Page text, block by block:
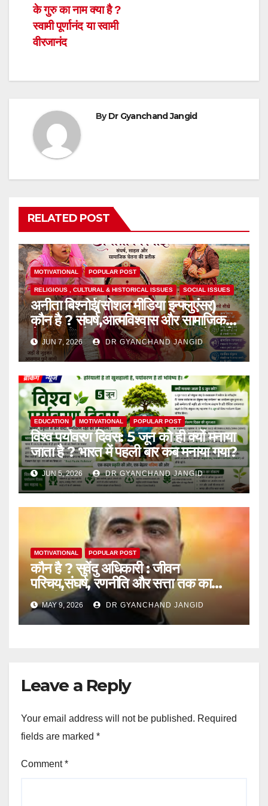
navigation
के गुरु का नाम क्या है ?
स्वामी पूर्णानंद या स्वामी
वीरजानंद
ByDr Gyanchand Jangid
RELATED POST
MOTIVATIONAL POPULAR POST
RELIGIOUS , CULTURAL & HISTORICAL ISSUES SOCIAL ISSUES
अनीता बिश्नोई(सोशल मीडिया इन्फ्लुएंसर)
कौन है ? संघर्ष,आत्मविश्वास और सामाजिक
चेतना की प्रेरक,हाल ही में एक घटना से आई
चर्चा में,
JUN 7, 2026 DR GYANCHAND JANGID
EDUCATION MOTIVATIONAL POPULAR POST
विश्व पर्यावरण दिवस: 5 जून को ही क्यों मनाया
जाता है ? भारत में पहली बार कब मनाया गया?
JUN 5, 2026 DR GYANCHAND JANGID
MOTIVATIONAL POPULAR POST
कौन है ? सुवेंदु अधिकारी : जीवन
परिचय,संघर्ष, रणनीति और सत्ता तक का
राजनीतिक सफर
MAY 9, 2026 DR GYANCHAND JANGID
Leave a Reply
Your email address will not be published. Required
fields are marked *
Comment*